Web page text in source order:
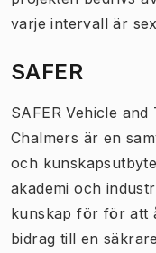
varje intervall är
SAFER
SAFER Vehicle
Chalmers är en
och
akademi och
kunskap för för att
bidrag till en